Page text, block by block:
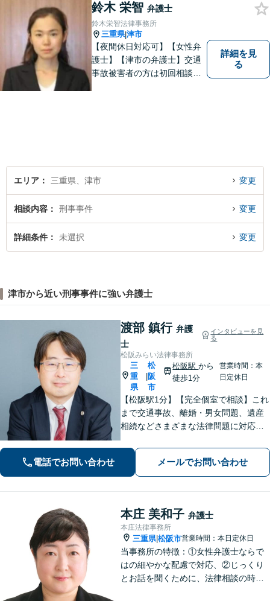
相談は初回無料】【夜間予約
可能】
鈴木 栄智 弁護士
鈴木栄智法律事務所
三重県|津市
【夜間休日対応可】【女性弁
護士】【津市の弁護士】交通
事故被害者の方は初回相談無
詳細を見
る
エリア 三重県、津市 変更
相談内容 刑事事件 変更
詳細条件 未選択 変更
津市から近い刑事事件に強い弁護士
渡部 鎮行 弁護
士
インタビューを見
る
松阪みらい法律事務所
三
重
県
松
阪
市
松阪駅から
徒歩1分
営業時間：本
日定休日
【松阪駅1分】【完全個室で相談】これ
まで交通事故、離婚・男女問題、遺産
相続などさまざまな法律問題に対応し
く、一人の人として相談者さまに寄り
添っていきたいと考えております。 ま
ずはお気軽にご相談ください【夜間面
談可】
電話でお問い合わせ メールでお問い合わせ
本庄 美和子 弁護士
本庄法律事務所
三重県|松阪市営業時間：本日定休日
当事務所の特徴：①女性弁護士ならで
はの細やかな配慮で対応、②じっくり
とお話を聞くために、法律相談の時間